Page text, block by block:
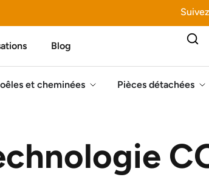
Blog
et cheminées Pièces détachées